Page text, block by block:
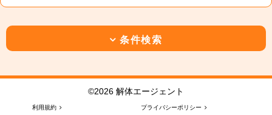
条件検索
©2026 解体エージェント
利用規約 プライバシーポリシー